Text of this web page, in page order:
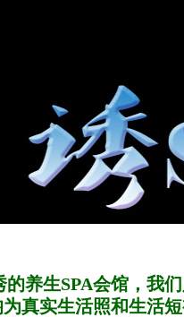
养生SPA会馆，我
真实生活照和生活